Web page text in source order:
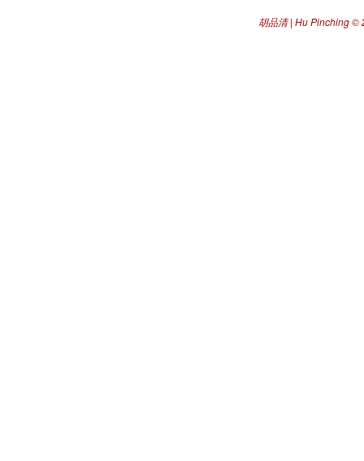
胡品清 | Hu Pinching©